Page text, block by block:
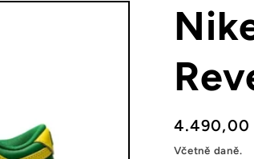
Běžná
cena
4.490,00
Včetně daně.